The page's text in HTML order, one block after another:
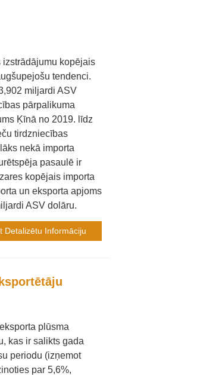
izstrādājumu kopējais
tendenci.
miljardi ASV
pārpalikuma
Ķīnā no 2019. līdz
tirdzniecības
nekā importa
pasaulē ir
kopējais importa
un eksporta apjoms
ASV dolāru.
Detalizētu Informāciju
plūsma
kas ir salikts gada
periodu (izņemot
par 5,6%,